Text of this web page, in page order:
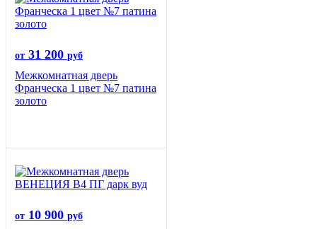
от 31 200 руб
Межкомнатная дверь
Франческа 1 цвет №7 патина
золото
от 10 900 руб